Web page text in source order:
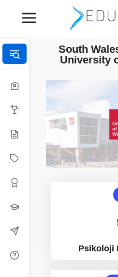
South
University
Psikoloji